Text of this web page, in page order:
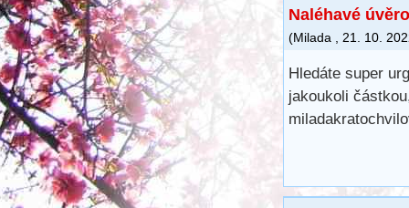
Naléhavé
(Milada , 21. 10.
Hledáte super
jakoukoli